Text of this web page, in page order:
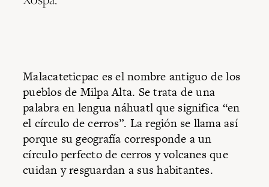
Malacateticpac es el nombre antiguo de los
pueblos de Milpa Alta. Se trata de una
palabra en lengua náhuatl que significa “en
el círculo de cerros”. La región se llama así
porque su geografía corresponde a un
círculo perfecto de cerros y volcanes que
cuidan y resguardan a sus habitantes.